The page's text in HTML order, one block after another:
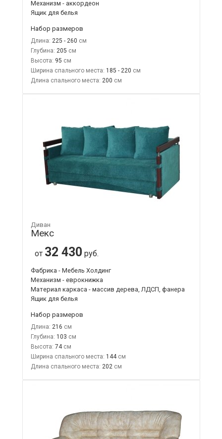
Механизм - аккордеон
Ящик для белья
Набор размеров
Длина: 225 - 260
Глубина: 205
Высота: 95
Ширина спального места: 185 - 220
Длина спального места: 200
Диван
Мекс
от 32 430 руб.
Фабрика - Мебель Холдинг
Механизм - еврокнижка
Материал каркаса - массив дерева, ЛДСП, фанера
Ящик для белья
Набор размеров
Длина: 216
Глубина: 103
Высота: 74
Ширина спального места: 144
Длина спального места: 202